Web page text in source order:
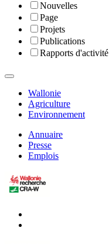
Nouvelles
Page
Projets
Publications
Rapports d'activité
Wallonie
Agriculture
Environnement
Annuaire
Presse
Emplois